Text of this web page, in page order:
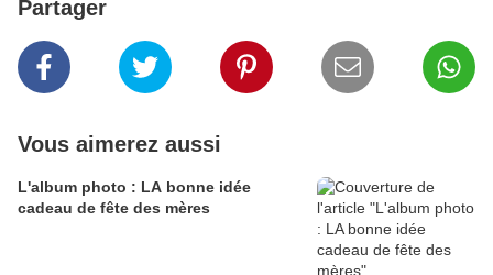
Partager
Vous aimerez aussi
L'album photo : LA bonne idée
cadeau de fête des mères